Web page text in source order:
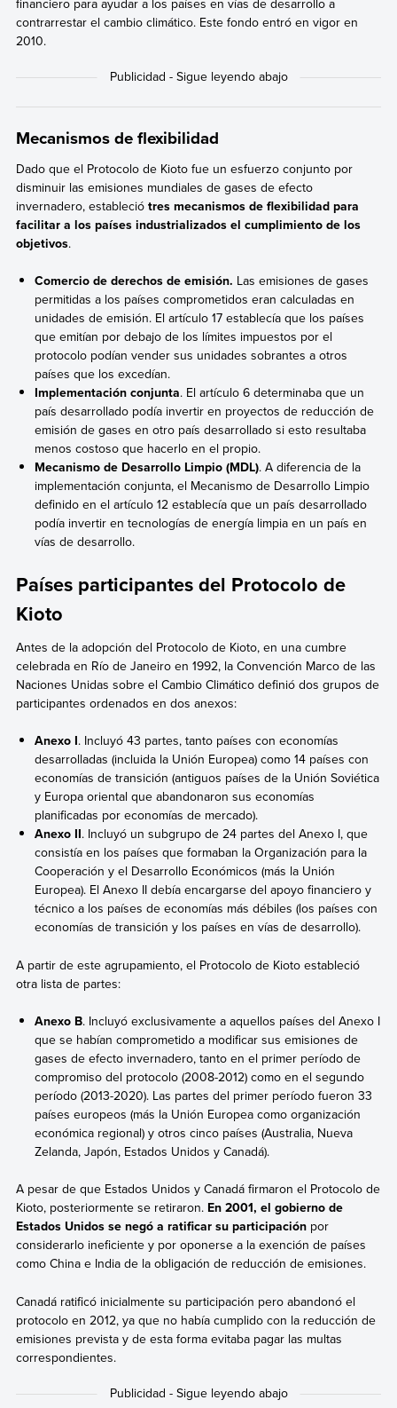
contrarrestar el cambio climático. Este fondo entró en vigor en
2010.
Mecanismos de flexibilidad
Dado que el Protocolo de Kioto fue un esfuerzo conjunto por
disminuir las emisiones mundiales de gases de efecto
invernadero, estableciótres mecanismos de flexibilidad para
facilitar a los países industrializados el cumplimiento de los
objetivos.
Comercio de derechos de emisión. Las emisiones de gases
permitidas a los países comprometidos eran calculadas en
unidades de emisión. El artículo 17 establecía que los países
que emitían por debajo de los límites impuestos por el
protocolo podían vender sus unidades sobrantes a otros
países que los excedían.
Implementación conjunta. El artículo 6 determinaba que un
país desarrollado podía invertir en proyectos de reducción de
emisión de gases en otro país desarrollado si esto resultaba
menos costoso que hacerlo en el propio.
Mecanismo de Desarrollo Limpio (MDL). A diferencia de la
implementación conjunta, el Mecanismo de Desarrollo Limpio
definido en el artículo 12 establecía que un país desarrollado
podía invertir en tecnologías de energía limpia en un país en
vías de desarrollo.
Países participantes del Protocolo de
Kioto
Antes de la adopción del Protocolo de Kioto, en una cumbre
celebrada en Río de Janeiro en 1992, la Convención Marco de las
Naciones Unidas sobre el Cambio Climático definió dos grupos de
participantes ordenados en dos anexos:
Anexo I. Incluyó 43 partes, tanto países con economías
desarrolladas (incluida la Unión Europea) como 14 países con
economías de transición (antiguos países de la Unión Soviética
y Europa oriental que abandonaron sus economías
planificadas por economías de mercado).
Anexo II. Incluyó un subgrupo de 24 partes del Anexo I, que
consistía en los países que formaban la Organización para la
Cooperación y el Desarrollo Económicos (más la Unión
Europea). El Anexo II debía encargarse del apoyo financiero y
técnico a los países de economías más débiles (los países con
economías de transición y los países en vías de desarrollo).
A partir de este agrupamiento, el Protocolo de Kioto estableció
otra lista de partes:
Anexo B. Incluyó exclusivamente a aquellos países del Anexo I
que se habían comprometido a modificar sus emisiones de
gases de efecto invernadero, tanto en el primer período de
compromiso del protocolo (2008-2012) como en el segundo
período (2013-2020). Las partes del primer período fueron 33
países europeos (más la Unión Europea como organización
económica regional) y otros cinco países (Australia, Nueva
Zelanda, Japón, Estados Unidos y Canadá).
A pesar de que Estados Unidos y Canadá firmaron el Protocolo de
Kioto, posteriormente se retiraron. En 2001, el gobierno de
Estados Unidos se negó a ratificar su participaciónpor
considerarlo ineficiente y por oponerse a la exención de países
como China e India de la obligación de reducción de emisiones.
Canadá ratificó inicialmente su participación pero abandonó el
protocolo en 2012, ya que no había cumplido con la reducción de
emisiones prevista y de esta forma evitaba pagar las multas
correspondientes.